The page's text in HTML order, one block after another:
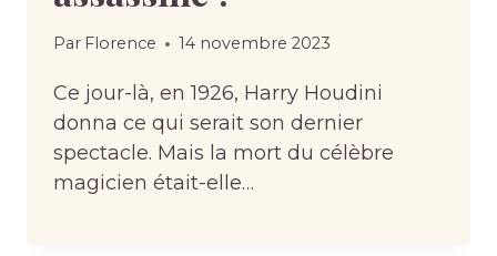
Par Florence 14 novembre 2023
Ce jour-là, en 1926, Harry Houdini
donna ce qui serait son dernier
spectacle. Mais la mort du célèbre
magicien était-elle…